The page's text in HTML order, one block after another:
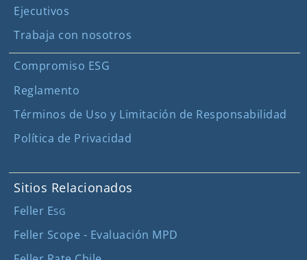
Ejecutivos
Trabaja con nosotros
Compromiso ESG
Reglamento
Términos de Uso y Limitación de Responsabilidad
Política de Privacidad
Sitios Relacionados
Feller ESG
Feller Scope - Evaluación MPD